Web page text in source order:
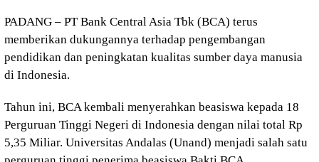
PADANG – PT Bank Central Asia Tbk (BCA) terus
memberikan dukungannya terhadap pengembangan
pendidikan dan peningkatan kualitas sumber daya manusia
di Indonesia.
Tahun ini, BCA kembali menyerahkan beasiswa kepada 18
Perguruan Tinggi Negeri di Indonesia dengan nilai total Rp
5,35 Miliar. Universitas Andalas (Unand) menjadi salah satu